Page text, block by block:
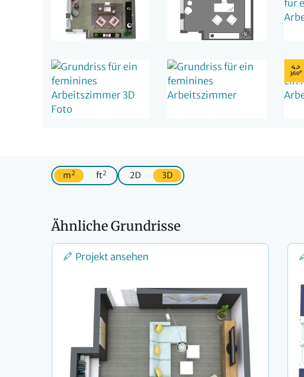
m2 ft2 2D 3D
Ähnliche Grundrisse
Projekt ansehen